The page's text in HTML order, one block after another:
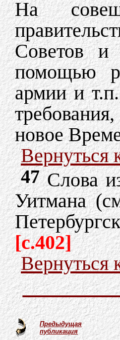
На
Советов и
помощью
армии и
новое
Вернуться
47Слова
Уитмана
[c.402]
Вернуться
Предыдущая
публикация